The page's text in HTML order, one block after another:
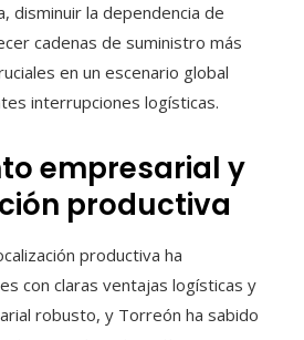
disminuir la dependencia de
cadenas de suministro más
en un escenario global
interrupciones logísticas.
empresarial y
productiva
productiva ha
con claras ventajas logísticas y
robusto, y Torreón ha sabido